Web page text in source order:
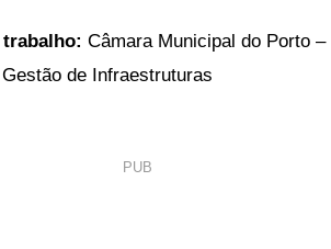
Câmara Municipal do Porto –
de Infraestruturas
PUB